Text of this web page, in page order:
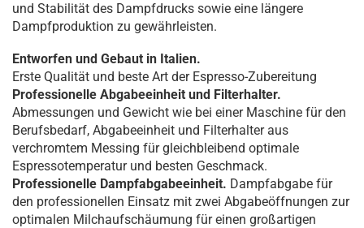
und Stabilität des Dampfdrucks sowie eine längere
Dampfproduktion zu gewährleisten.
Entworfen und Gebaut in Italien.
Erste Qualität und beste Art der Espresso-Zubereitung
Professionelle Abgabeeinheit und Filterhalter.
Abmessungen und Gewicht wie bei einer Maschine für den
Berufsbedarf, Abgabeeinheit und Filterhalter aus
verchromtem Messing für gleichbleibend optimale
Espressotemperatur und besten Geschmack.
Professionelle Dampfabgabeeinheit. Dampfabgabe für
den professionellen Einsatz mit zwei Abgabeöffnungen zur
optimalen Milchaufschäumung für einen großartigen